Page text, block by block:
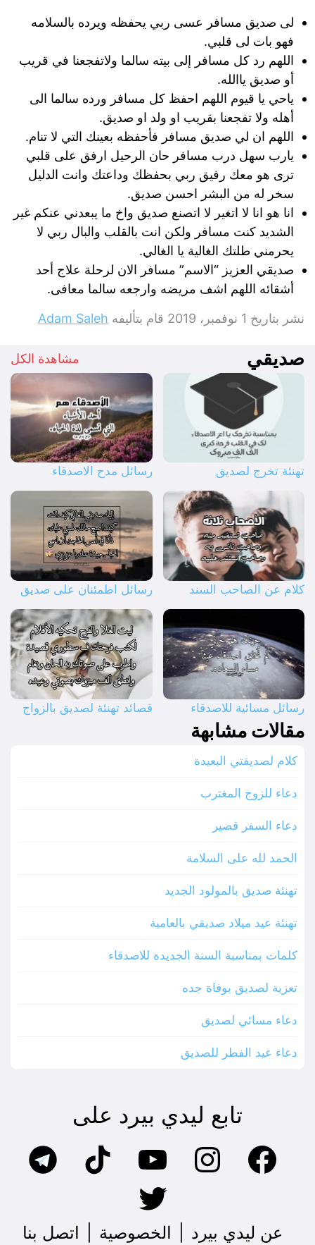
لى صديق مسافر عسى ربي يحفظه ويرده بالسلامه
فهو بات لى قلبي.
اللهم رد كل مسافر إلى بيته سالما ولاتفجعنا في قريب
أو صديق ياالله.
ياحي يا قيوم اللهم احفظ كل مسافر ورده سالما الى
أهله ولا تفجعنا بقريب او ولد او صديق.
اللهم ان لي صديق مسافر فأحفظه بعينك التي لا تنام.
يارب سهل درب مسافر حان الرحيل ارفق على قلبي
ترى هو معك رفيق ربي بحفظك وداعتك وانت الدليل
سخر له من البشر احسن صديق.
انا هو انا لا اتغير لا اتصنع صديق واخ ما يبعدني عنكم غير
الشديد كنت مسافر ولكن انت بالقلب والبال ربي لا
يحرمني طلتك الغالية يا الغالي.
صديقي العزيز “الاسم” مسافر الان لرحلة علاج أحد
أشقائه اللهم اشف مريضه وارجعه سالما معافى.
نشر بتاريخ 1 نوفمبر، 2019 قام بتأليفه Adam Saleh
صديقي مشاهدة الكل
تهنئة تخرج لصديق رسائل مدح الاصدقاء
كلام عن الصاحب السند رسائل اطمئنان على صديق
رسائل مسائية للاصدقاء قصائد تهنئة لصديق بالزواج
مقالات مشابهة
كلام لصديقتي البعيدة
دعاء للزوج المغترب
دعاء السفر قصير
الحمد لله على السلامة
تهنئة صديق بالمولود الجديد
تهنئة عيد ميلاد صديقي بالعامية
كلمات بمناسبة السنة الجديدة للاصدقاء
تعزية لصديق بوفاة جده
دعاء مسائي لصديق
دعاء عيد الفطر للصديق
تابع ليدي بيرد على
عن ليدي بيرد الخصوصية اتصل بنا